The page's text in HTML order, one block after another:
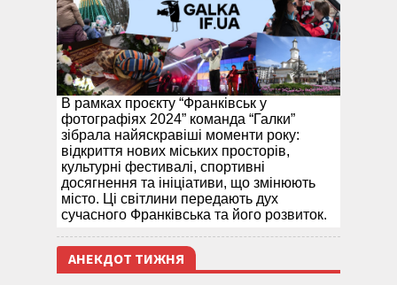
В рамках проєкту “Франківськ у
фотографіях 2024” команда “Галки”
зібрала найяскравіші моменти року:
відкриття нових міських просторів,
культурні фестивалі, спортивні
досягнення та ініціативи, що змінюють
місто. Ці світлини передають дух
сучасного Франківська та його розвиток.
АНЕКДОТ ТИЖНЯ